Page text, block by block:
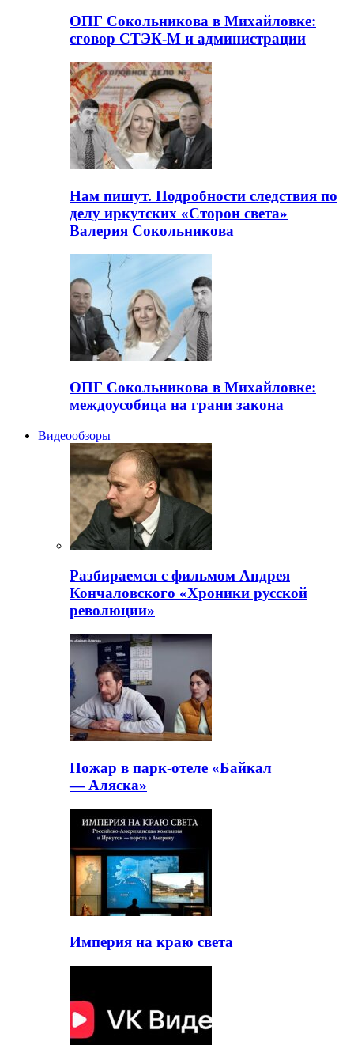
ОПГ Сокольникова в Михайловке:
сговор СТЭК-М и администрации
Нам пишут. Подробности следствия по
делу иркутских «Сторон света»
Валерия Сокольникова
ОПГ Сокольникова в Михайловке:
междоусобица на грани закона
Видеообзоры
Разбираемся с фильмом Андрея
Кончаловского «Хроники русской
революции»
Пожар в парк-отеле «Байкал
— Аляска»
Империя на краю света